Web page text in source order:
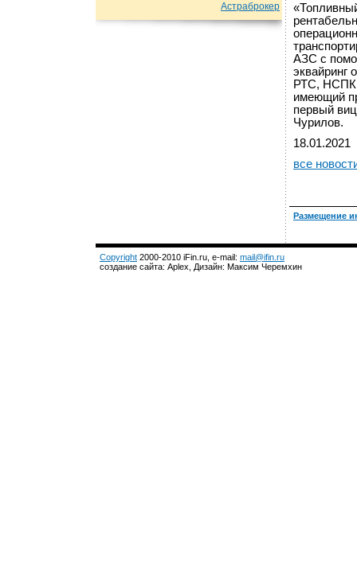
Астраброкер
АЗС с
эквайринг
РТС, НСПК
имеющий
первый
Чурилов.
18.01.2021
все
Размещение
Copyright 2000-2010 iFin.ru, e-mail: mail@ifin.ru
создание сайта: Aplex, Дизайн: Максим Черемхин